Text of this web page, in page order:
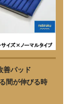
善パッド
間が伸びる時